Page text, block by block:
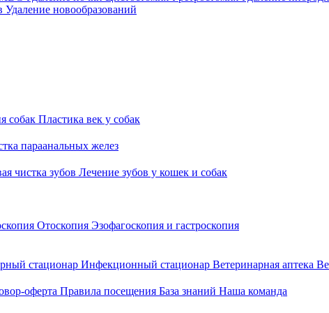
Удаление новообразований
собак Пластика век у собак
параанальных желез
чистка зубов Лечение зубов у кошек и собак
Отоскопия Эзофагоскопия и гастроскопия
стационар Инфекционный стационар Ветеринарная аптека
оферта Правила посещения База знаний Наша команда